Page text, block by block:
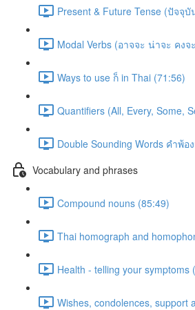
Present & Future Tense (ปัจจุ
Modal Verbs (อาจจะ น่าจะ คง
Ways to use ก็ in Thai (71:56)
Quantifiers (All, Every, Some,
Double Sounding Words คำพ้อ
Vocabulary and phrases
Compound nouns (85:49)
Thai homograph and
Health - telling your symptoms
Wishes, condolences, support